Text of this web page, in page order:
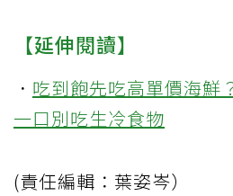
【延伸閱讀】
． 吃到飽先吃高單價海鮮
一口別吃生冷食物
(責任編輯：葉姿岑）